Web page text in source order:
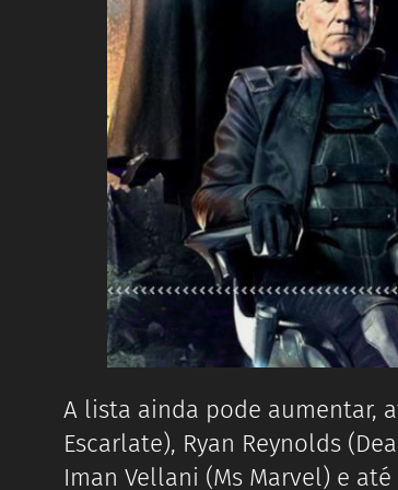
A lista ainda pode aumentar,
Escarlate), Ryan Reynolds
Iman Vellani (Ms Marvel) e